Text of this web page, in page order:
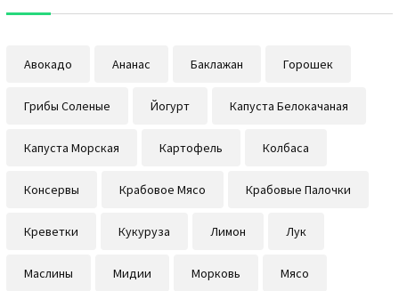
Авокадо Ананас Баклажан Горошек
Грибы Соленые Йогурт Капуста Белокачаная
Капуста Морская Картофель Колбаса
Консервы Крабовое Мясо Крабовые Палочки
Креветки Кукуруза Лимон Лук
Маслины Мидии Морковь Мясо